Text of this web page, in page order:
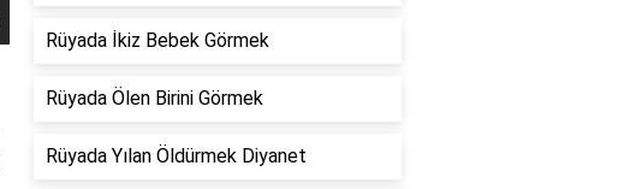
Rüyada İkiz Bebek Görmek
Rüyada Ölen Birini Görmek
Rüyada Yılan Öldürmek Diyanet